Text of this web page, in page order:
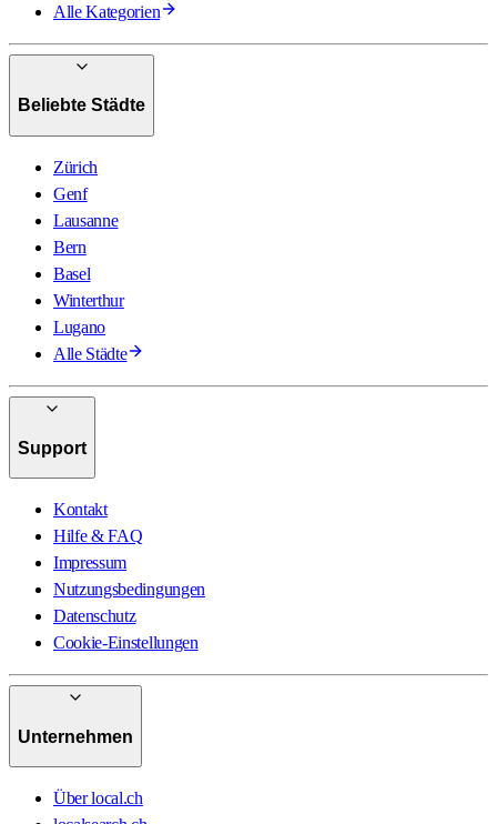
Alle Kategorien
Beliebte Städte
Zürich
Genf
Lausanne
Bern
Basel
Winterthur
Lugano
Alle Städte
Support
Kontakt
Hilfe & FAQ
Impressum
Nutzungsbedingungen
Datenschutz
Cookie-Einstellungen
Unternehmen
Über local.ch